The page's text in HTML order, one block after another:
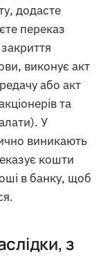
додасте
переказ
виконує акт
або акт
та
У
виникають
кошти
в банку, щоб
з